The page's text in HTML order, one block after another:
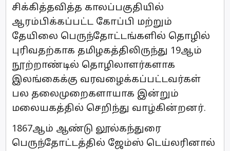
சிக்கித்தவித்த காலப்பகுதியில்
ஆரம்பிக்கப்பட்ட கோப்பி மற்றும்
தேயிலை பெருந்தோட்டங்களில் தொழில்
புரிவதற்காக தமிழகத்திலிருந்து 19ஆம்
நூற்றாண்டில் தொழிலாளர்களாக
இலங்கைக்கு வரவழைக்கப்பட்டவர்கள்
பல தலைமுறைகளாயாக இன்றும்
மலையகத்தில் செறிந்து வாழ்கின்றனர்.
1867ஆம் ஆண்டு லூல்கந்துரை
பெருந்தோட்டத்தில் ஜேம்ஸ் டெய்லரினால்